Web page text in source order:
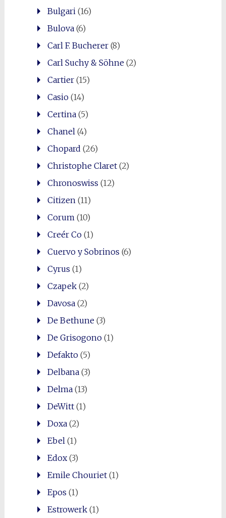
Bulgari (16)
Bulova(6)
Carl F. Bucherer(8)
Carl Suchy & Söhne(2)
Cartier(15)
Casio(14)
Certina(5)
Chanel (4)
Chopard (26)
Christophe Claret(2)
Chronoswiss (12)
Citizen (11)
Corum (10)
Creér Co(1)
Cuervo y Sobrinos (6)
Cyrus (1)
Czapek(2)
Davosa(2)
De Bethune(3)
De Grisogono(1)
Defakto(5)
Delbana(3)
Delma(13)
DeWitt(1)
Doxa(2)
Ebel (1)
Edox(3)
Emile Chouriet(1)
Epos (1)
Estrowerk(1)